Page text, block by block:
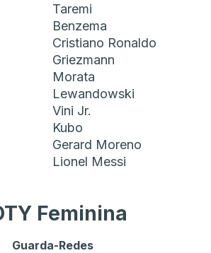
Taremi
Benzema
Cristiano Ronaldo
Griezmann
Morata
Lewandowski
Vini Jr.
Kubo
Gerard Moreno
Lionel Messi
Feminina
Guarda-Redes